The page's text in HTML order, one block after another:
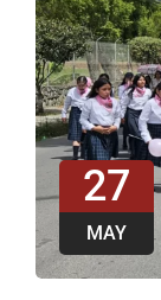
27
MAY